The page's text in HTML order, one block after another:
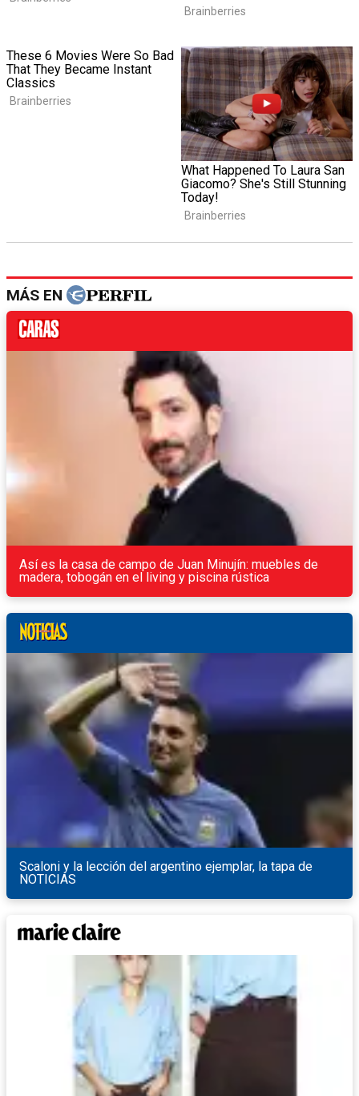
MÁS EN
Así es la casa de campo de Juan Minujín: muebles de
madera, tobogán en el living y piscina rústica
Scaloni y la lección del argentino ejemplar, la tapa de
NOTICIAS